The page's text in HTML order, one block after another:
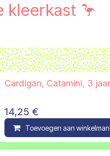
kleerkast 🦩
Compare
Cardigan, Catamini, 3 jaar
14,25 €
Toevoegen aan